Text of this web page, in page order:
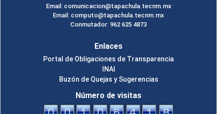
Email: comunicacion@tapachula.tecnm.mx
Email: computo@tapachula.tecnm.mx
Conmutador: 962 625 4873
Enlaces
Portal de Obligaciones de Transparencia
INAI
Buzón de Quejas y Sugerencias
Número de visitas